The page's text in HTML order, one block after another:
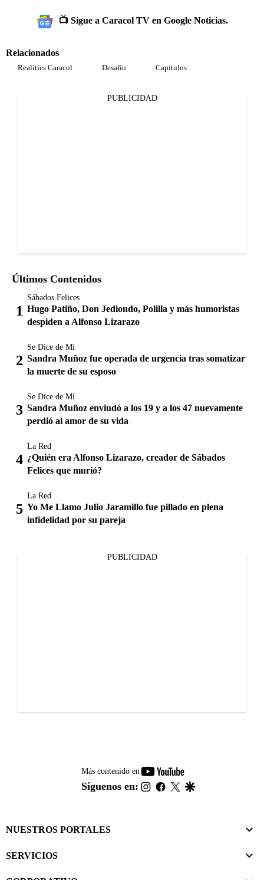
📺 Sigue a Caracol TV en Google Noticias.
Relacionados
Realities Caracol Desafío Capítulos
PUBLICIDAD
Últimos Contenidos
Sábados Felices
Hugo Patiño, Don Jediondo, Polilla y más humoristas
despiden a Alfonso Lizarazo
Se Dice de Mí
Sandra Muñoz fue operada de urgencia tras somatizar
la muerte de su esposo
Se Dice de Mí
Sandra Muñoz enviudó a los 19 y a los 47 nuevamente
perdió al amor de su vida
La Red
¿Quién era Alfonso Lizarazo, creador de Sábados
Felices que murió?
La Red
Yo Me Llamo Julio Jaramillo fue pillado en plena
infidelidad por su pareja
PUBLICIDAD
Más contenido en
youtube-
footer
Síguenos en: instagram
facebook
twitter
NUESTROS PORTALES
SERVICIOS